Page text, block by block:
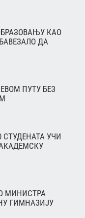
КАО
ДА
ПУТУ БЕЗ
УЧИ
МИНИСТРА
ГИМНАЗИЈУ